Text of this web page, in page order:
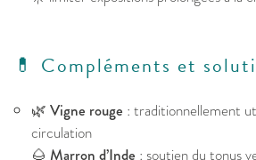
💊 Compléments et
🌿 Vigne rouge : traditionnellement
circulation
🌰 Marron d’Inde : soutien du tonus